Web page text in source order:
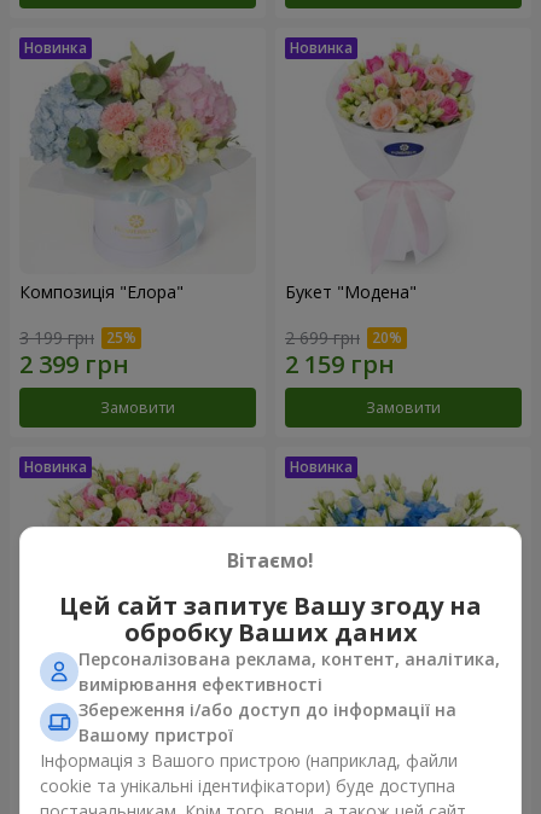
Композиція "Елора"
3 199 грн
Замовити
Букет "Модена"
2 699 грн
Замовити
Букет "Piedmont"
5 599 грн
Композиція "Сільвія"
3 999 грн
Вітаємо!
Цей сайт запитує Вашу згоду на
обробку Ваших даних
Персоналізована реклама, контент, аналітика,
вимірювання ефективності
Збереження і/або доступ до інформації на
Вашому пристрої
Інформація з Вашого пристрою (наприклад, файли
cookie та унікальні ідентифікатори) буде доступна